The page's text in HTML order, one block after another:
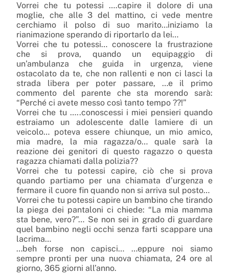
Vorrei che tu potessi ….capire il dolore di una
moglie, che alle 3 del mattino, ci vede mentre
cerchiamo il polso di suo marito…iniziamo la
rianimazione sperando di riportarlo da lei…
Vorrei che tu potessi… conoscere la frustrazione
che si prova, quando un equipaggio di
un’ambulanza che guida in urgenza, viene
ostacolato da te, che non rallenti e non ci lasci la
strada libera per poter passare, …e il primo
commento del parente che sta morendo sarà:
“Perché ci avete messo così tanto tempo ??!”
Vorrei che tu …..conoscessi i miei pensieri quando
estraiamo un adolescente dalle lamiere di un
veicolo… poteva essere chiunque, un mio amico,
mia madre, la mia ragazza/o… quale sarà la
reazione dei genitori di questo ragazzo o questa
ragazza chiamati dalla polizia??
Vorrei che tu potessi capire, ciò che si prova
quando partiamo per una chiamata d’urgenza e
fermare il cuore fin quando non si arriva sul posto…
Vorrei che tu potessi capire un bambino che tirando
la piega dei pantaloni ci chiede: “La mia mamma
sta bene, vero?”… Se non sei in grado di guardare
quel bambino negli occhi senza farti scappare una
lacrima…
…beh forse non capisci… …eppure noi siamo
sempre pronti per una nuova chiamata, 24 ore al
giorno, 365 giorni all’anno.